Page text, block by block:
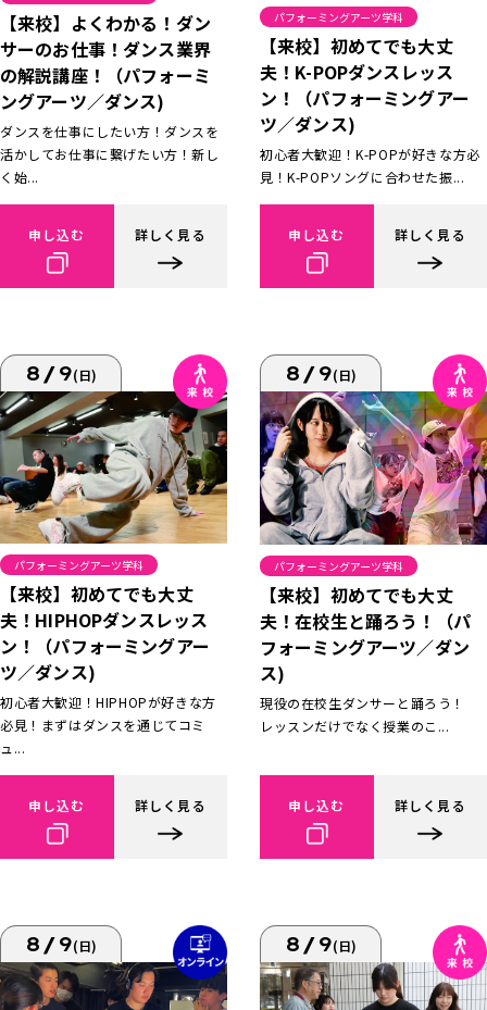
【来校】よくわかる！ダン
サーのお仕事！ダンス業界
の解説講座！（パフォーミ
ングアーツ／ダンス)
ダンスを仕事にしたい方！ダンスを
活かしてお仕事に繋げたい方！新し
く始...
申し込む 詳しく見る
パフォーミングアーツ学科
【来校】初めてでも大丈
夫！K-POPダンスレッス
ン！（パフォーミングアー
ツ／ダンス)
初心者大歓迎！K-POPが好きな方必
見！K-POPソングに合わせた振...
申し込む 詳しく見る
8/9(日)
パフォーミングアーツ学科
【来校】初めてでも大丈
夫！HIPHOPダンスレッス
ン！（パフォーミングアー
ツ／ダンス)
初心者大歓迎！HIPHOPが好きな方
必見！まずはダンスを通じてコミ
ュ...
申し込む 詳しく見る
8/9(日)
パフォーミングアーツ学科
【来校】初めてでも大丈
夫！在校生と踊ろう！（パ
フォーミングアーツ／ダン
ス)
現役の在校生ダンサーと踊ろう！
レッスンだけでなく授業のこ...
申し込む 詳しく見る
8/9(日) 8/9(日)